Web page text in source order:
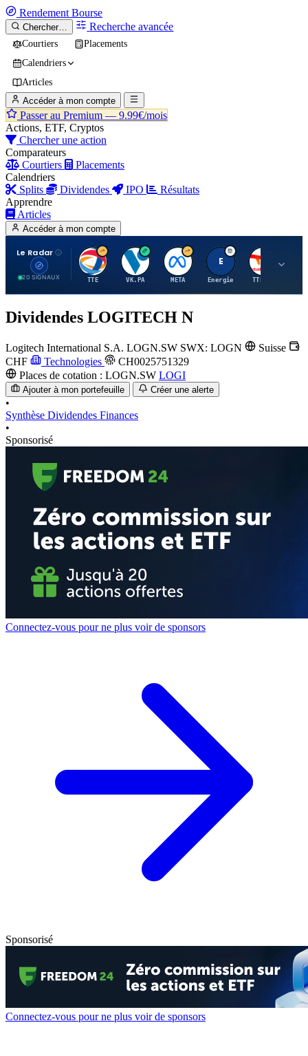
Rendement Bourse
Chercher… Recherche avancée
Courtiers
Placements
Calendriers
Articles
Accéder à mon compte
Passer au Premium — 9.99€/mois
Actions, ETF, Cryptos
Chercher une action
Comparateurs
Courtiers
Placements
Calendriers
Splits
Dividendes IPO
Résultats
Apprendre
Articles
Accéder à mon compte
Le Radar
20 SIGNAUX
T
TTE
V
VK.PA
M
META
E
Energie
T
TTE.PA
Dividendes LOGITECH N
Logitech International S.A. LOGN.SW SWX: LOGN
Suisse
CHF
Technologies
CH0025751329
Places de cotation : LOGN.SW LOGI
Ajouter à mon portefeuille Créer une alerte
•
Synthèse Dividendes Finances
•
Sponsorisé
Connectez-vous pour ne plus voir de sponsors
Sponsorisé
Connectez-vous pour ne plus voir de sponsors